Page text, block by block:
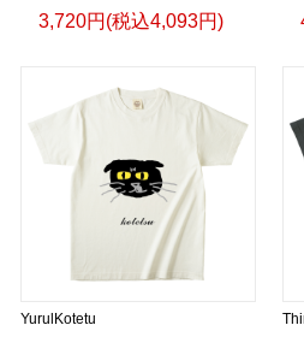
3,720円(税込4,093円)
YurulKotetu